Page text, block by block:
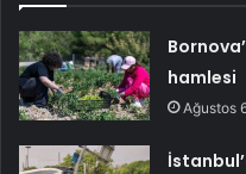
hamlesi
Ağustos